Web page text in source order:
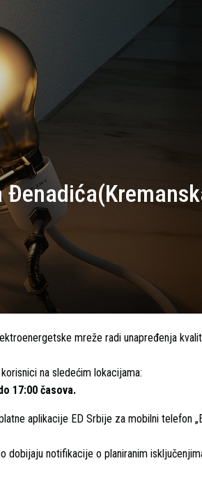
mreže radi unapređenja
na sledećim lokacijama:
17:00 časova.
aplikacije ED Srbije za mobilni telefon
dobijaju notifikacije o planiranim